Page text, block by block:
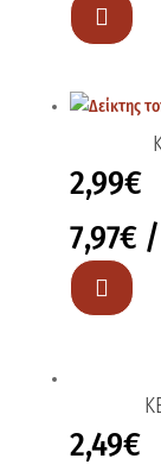

2,99€
7,97€

2,49€